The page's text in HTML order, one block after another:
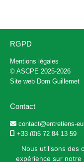
RGPD
Mentions légales
© ASCPE 2025-2026
Site web Dom Guillemet
Contact
contact@entretiens-
+33 (0)6 72 84 13 59
Nous utilisons des
expérience sur notre